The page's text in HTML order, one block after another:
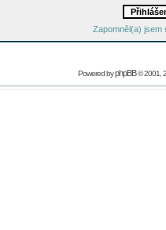
Zapomněl(a) jsem
Powered byphpBB© 2001,